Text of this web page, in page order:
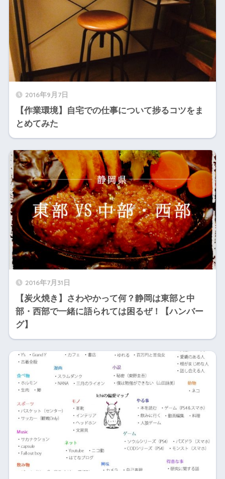
2016年9月7日
【作業環境】自宅での仕事について捗るコツをま
とめてみた
2016年7月31日
【炭火焼き】さわやかって何？静岡は東部と中
部・西部で一緒に語られては困るぜ！【ハンバー
グ】